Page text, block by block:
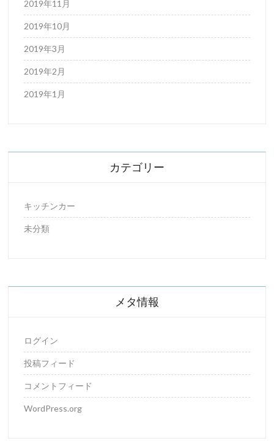
2019年11月
2019年10月
2019年3月
2019年2月
2019年1月
カテゴリー
キッチンカー
未分類
メタ情報
ログイン
投稿フィード
コメントフィード
WordPress.org